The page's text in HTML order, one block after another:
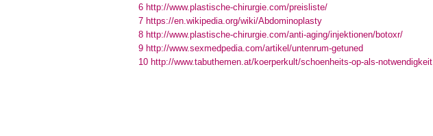
6 http://www.plastische-chirurgie.com/preisliste/
7 https://en.wikipedia.org/wiki/Abdominoplasty
8 http://www.plastische-chirurgie.com/anti-aging/injektionen/botoxr/
9 http://www.sexmedpedia.com/artikel/untenrum-getuned
10 http://www.tabuthemen.at/koerperkult/schoenheits-op-als-notwendigkeit